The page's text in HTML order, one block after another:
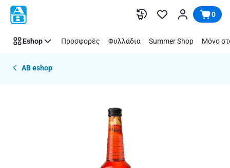
Παράλειψη 0
Eshop Προσφορές Φυλλάδια Summer Shop Μόνο
AB eshop